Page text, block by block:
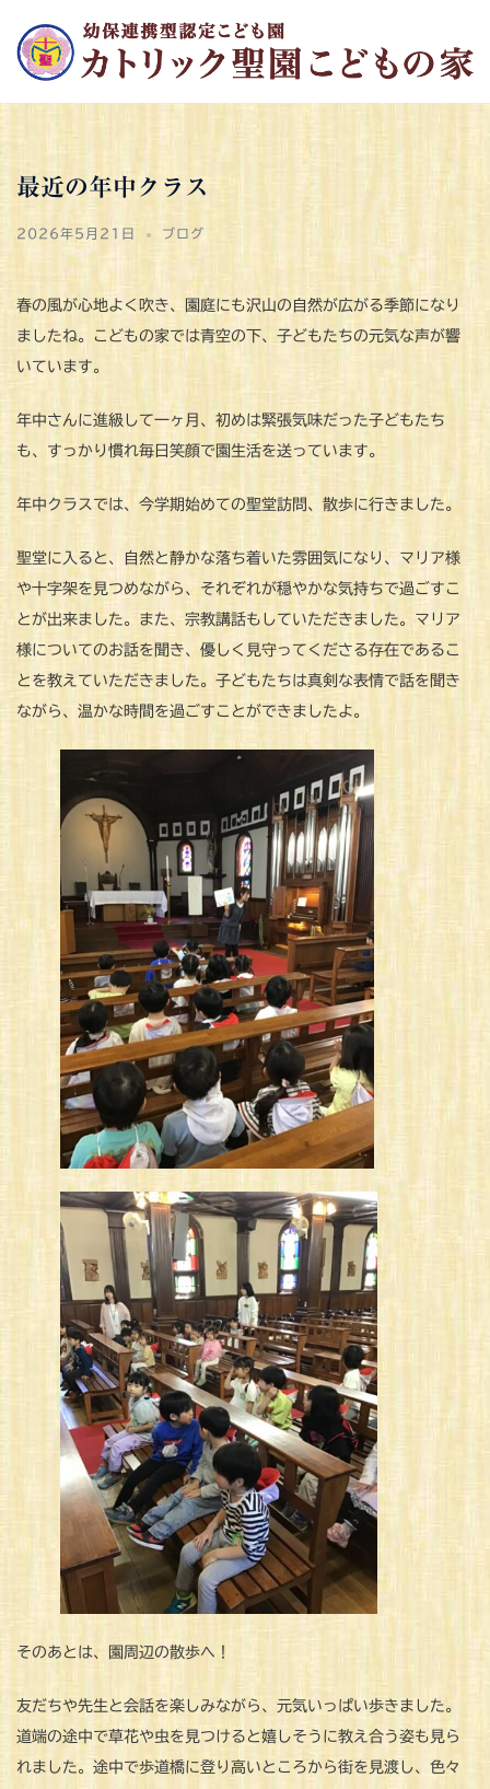
ン
最近の年中クラス
2026年5月21日 ブログ
春の風が心地よく吹き、園庭にも沢山の自然が広がる季節になり
ましたね。こどもの家では青空の下、子どもたちの元気な声が響
いています。
年中さんに進級して一ヶ月、初めは緊張気味だった子どもたち
も、すっかり慣れ毎日笑顔で園生活を送っています。
年中クラスでは、今学期始めての聖堂訪問、散歩に行きました。
聖堂に入ると、自然と静かな落ち着いた雰囲気になり、マリア様
や十字架を見つめながら、それぞれが穏やかな気持ちで過ごすこ
とが出来ました。また、宗教講話もしていただきました。マリア
様についてのお話を聞き、優しく見守ってくださる存在であるこ
とを教えていただきました。子どもたちは真剣な表情で話を聞き
ながら、温かな時間を過ごすことができましたよ。
そのあとは、園周辺の散歩へ！
友だちや先生と会話を楽しみながら、元気いっぱい歩きました。
道端の途中で草花や虫を見つけると嬉しそうに教え合う姿も見ら
れました。途中で歩道橋に登り高いところから街を見渡し、色々